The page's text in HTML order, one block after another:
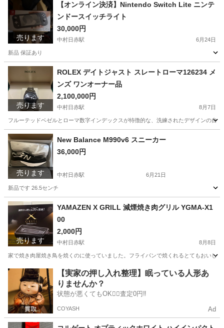
売ります
【オンライン決済】Nintendo Switch Lite ニンテ
ンドースイッチライト
30,000円
中村日赤駅 6月24日
新品 保証あり
愛知 名古屋市 中村日赤駅 ポータブルゲーム
売ります
ROLEX デイトジャスト スレートローマ126234 メ
ンズ ワンオーナー品
2,100,000円
中村日赤駅 8月7日
フルーテッドベゼルとローマ数字インデックスが特徴的な、洗練されたデザインの自
愛知 名古屋市
売ります
New Balance M990v6 スニーカー
36,000円
中村日赤駅 6月21日
新品です 26.5センチ
愛知 名古屋市 New Balance
売ります
YAMAZEN X GRILL 減煙焼き肉グリル YGMA-X1
00
2,000円
中村日赤駅 8月8日
家で焼き肉屋焼き鳥を焼くのに使っていました。フライパンで焼くれるとてもおいしい
愛知 名古屋市 中村日赤駅 キッチン家電
【実家の押し入れ整理】眠っている人形あ
りませんか？
状態が悪くてもOK🙆‍♀️査定0円‼️
COYASH Ad